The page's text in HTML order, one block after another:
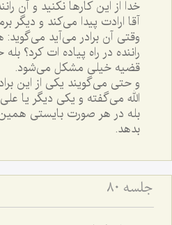
خدا از اين کارها نکنيد و آن
آقا ارادت پيدا مى‌کند و ديگر
وقتى آن برادر مى‌آيد مى‌گويد:
راننده در راه پياده ات کرد؟
قضيه خيلى مشکل مى‌شود.
و حتى مى‌گويند يکى از اين
الله مى‌گفته و يکى ديگر يا
بله در هر صورت بايستى همين
بدهد.
جلسه ۸۰